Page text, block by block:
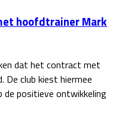
hoofdtrainer Mark
dat het contract met
De club kiest hiermee
positieve ontwikkeling